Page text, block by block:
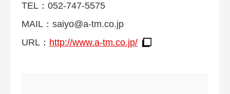
TEL：052-747-5575
MAIL： saiyo@a-tm.co.jp
URL： http://www.a-tm.co.jp/